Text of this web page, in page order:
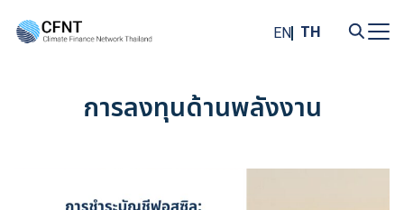
EN TH
การลงทุนด้านพลังงาน